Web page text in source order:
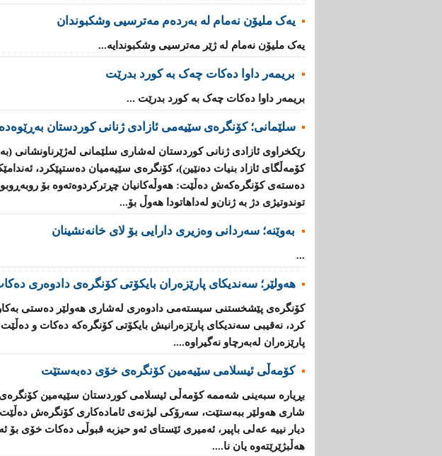
یەک ملیۆن نەمام لە بەردەم مەترسیی وشکبوندان
یەک ملیۆن نەمام لە ژێر مەترسیی وشکبوندایە...
بریمه‌ر داوا دەکات چەک بە کورد بدرێت
بریمه‌ر داوا دەکات چەک بە کورد بدرێت ...
سلێمانی؛ كۆنگرەی سێیەمی ئازادی ژنانی كوردستان
رێكخراوی ئازادی ژنانی كوردستان لەشاری سلێمانی لەژێرناونشانی (بە
كۆمەڵگای ئازاد بنیات دەنێین)، كۆنگرەی سێیەمیان دەستپێكرد،
دەستەی كۆنگرەكەش دەڵێت: هەوڵەكانیان چڕتركردوەتەوە بۆ
توندوتیژی دژ بە ژنان‌و لەداهاتودا هەوڵ بۆ...
بەوێنە؛ سەردانی وەزیری دارایی بۆ لای خانەنشینان
...
هەولێر؛ سەندیكای پارێزەران بایكۆتی كۆنگرەی دادوەری
كۆنگرەی پێشخستنی سیستەمی دادوەری لەشاری هەولێر دەستی
كرد، نەقیبی سەندیكای پارێزەرانیش بایكۆتی كۆنگرەكە دەكات و
پارێزەران لەبەرچاو نەگیراوە....
كۆمەڵی ئیسلامی سێیەمین كۆنگرەی خۆی دەبەستێت
بڕیارە سبەینی شەممە كۆمەڵی ئیسلامی كوردستان سێیەمین
شاری هەولێر ببەستێت، سەرۆكی لیژنەی ئامادەكاری كۆنگرەش
دیار نییە عەلی باپیر، ئەمیری ئێستای ئەو حیزبە قبوڵی دەكات خۆی بۆ
هەڵبژێرێتەوە یان نا....